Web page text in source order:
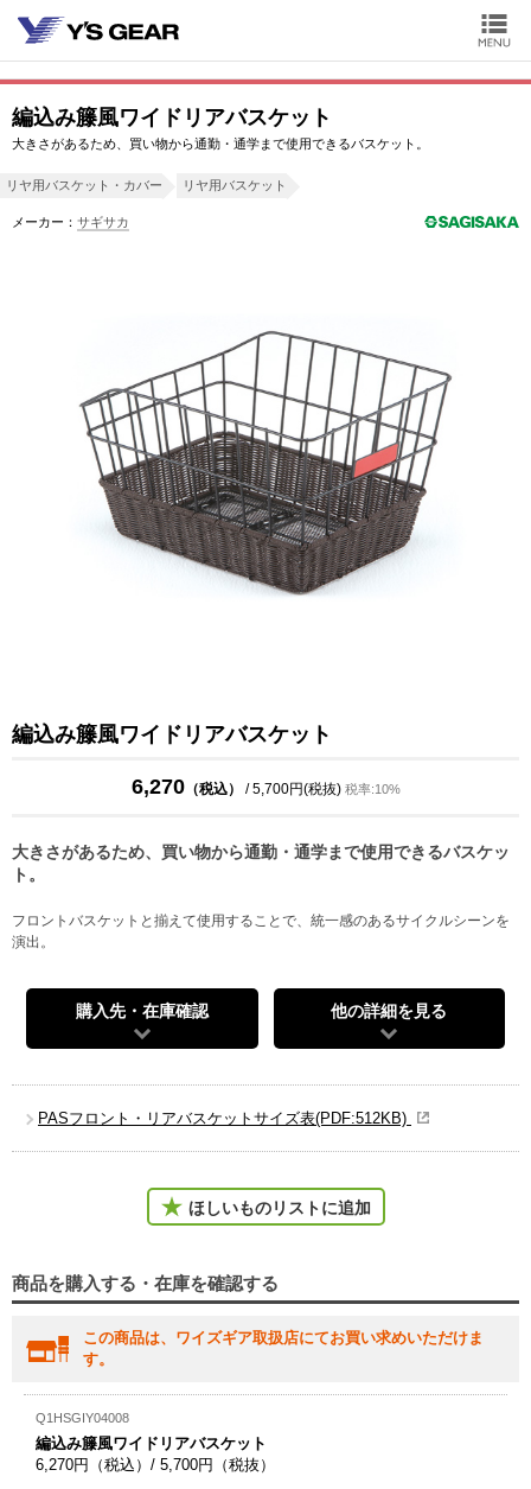
編込み籐風ワイドリアバスケット
大きさがあるため、買い物から通勤・通学まで使用できるバスケット。
リヤ用バスケット・カバー リヤ用バスケット
メーカー： サギサカ
編込み籐風ワイドリアバスケット
6,270（税込） / 5,700円(税抜) 税率:10%
大きさがあるため、買い物から通勤・通学まで使用できるバスケッ
ト。
フロントバスケットと揃えて使用することで、統一感のあるサイクルシーンを
演出。
購入先・在庫確認 他の詳細を見る
PASフロント・リアバスケットサイズ表(PDF:512KB)
ほしいものリストに追加
商品を購入する・在庫を確認する
この商品は、ワイズギア取扱店にてお買い求めいただけま
す。
Q1HSGIY04008
編込み籐風ワイドリアバスケット
6,270円（税込）/ 5,700円（税抜）